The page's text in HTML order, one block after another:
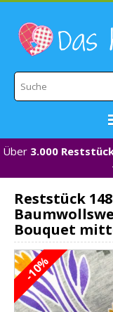
STOFFE
WEBBÄNDER
MARKEN
*NEU*
NÄHZUBEHÖR
GUTSCHEINE
% REDUZIERT %
KONTAKT
Über 3.000
Reststück
Bouquet
-10%